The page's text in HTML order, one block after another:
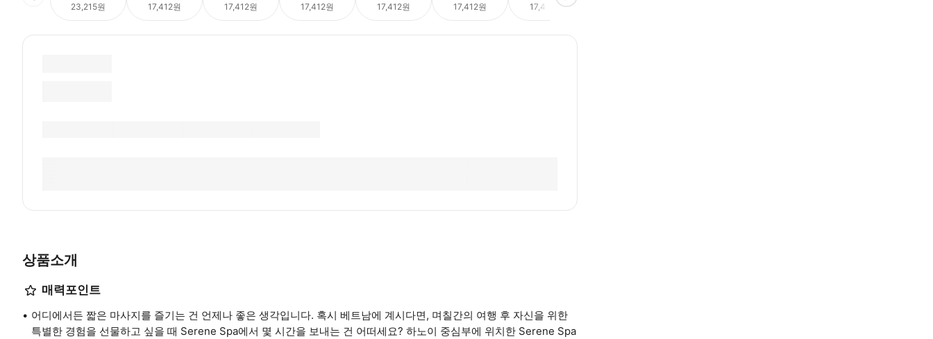
23,215원 17,412원 17,412원 17,412원 17,412원 17,412원 17,412원
상품소개
매력포인트
어디에서든 짧은 마사지를 즐기는 건 언제나 좋은 생각입니다. 혹시 베트남에 계시다면, 며칠간의 여행 후 자신을 위한
특별한 경험을 선물하고 싶을 때 Serene Spa에서 몇 시간을 보내는 건 어떠세요? 하노이 중심부에 위치한 Serene Spa